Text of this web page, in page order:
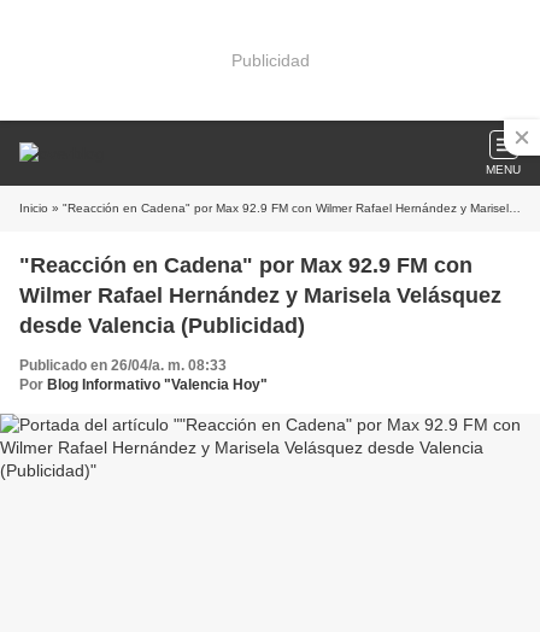
Publicidad
MENU
Inicio » "Reacción en Cadena" por Max 92.9 FM con Wilmer Rafael Hernández y Marisela Velásquez desde Valencia (Publicidad)
"Reacción en Cadena" por Max 92.9 FM con
Wilmer Rafael Hernández y Marisela Velásquez
desde Valencia (Publicidad)
Publicado en 26/04/a. m. 08:33
Por Blog Informativo "Valencia Hoy"